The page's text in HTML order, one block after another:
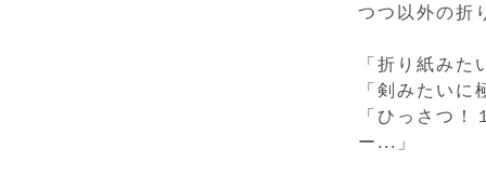
つつ以外の折
「折り紙み
「剣みたい
「ひっさつ
ー...」